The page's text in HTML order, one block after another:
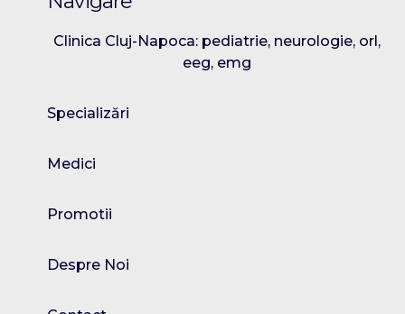
Clinica Cluj-Napoca: pediatrie, neurologie, orl,
eeg, emg
Specializări
Medici
Promotii
Despre Noi